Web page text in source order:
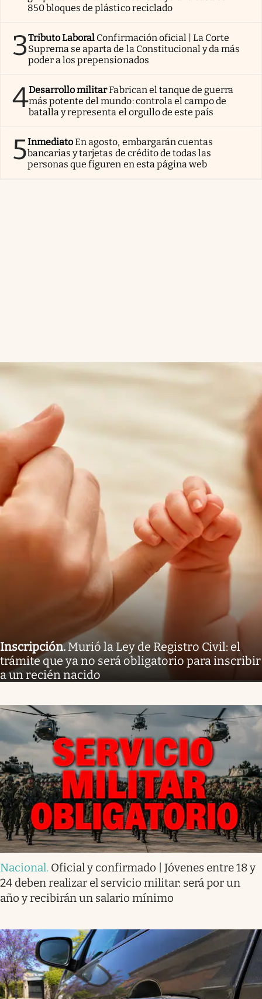
850 bloques de plástico reciclado
3Tributo Laboral Confirmación oficial | La Corte
Suprema se aparta de la Constitucional y da más
poder a los prepensionados
4Desarrollo militarFabrican el tanque de guerra
más potente del mundo: controla el campo de
batalla y representa el orgullo de este país
5InmediatoEn agosto, embargarán cuentas
bancarias y tarjetas de crédito de todas las
personas que figuren en esta página web
Inscripción.Murió la Ley de Registro Civil: el
trámite que ya no será obligatorio para inscribir
a un recién nacido
Nacional. Oficial y confirmado | Jóvenes entre 18 y
24 deben realizar el servicio militar: será por un
año y recibirán un salario mínimo